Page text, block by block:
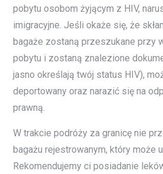
pobytu osobom żyjącym z HIV,
imigracyjne. Jeśli okaże się, że
bagaże zostaną przeszukane przy
pobytu i zostaną znalezione
jasno określają twój status HIV),
deportowany oraz narazić się na
prawną.
W trakcie podróży za granicę nie
bagażu rejestrowanym, który może
Rekomendujemy ci posiadanie